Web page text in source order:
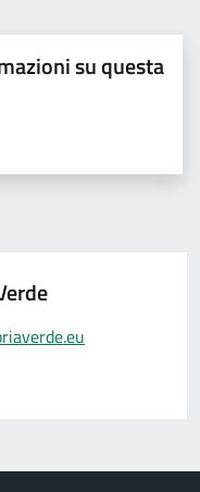
su questa